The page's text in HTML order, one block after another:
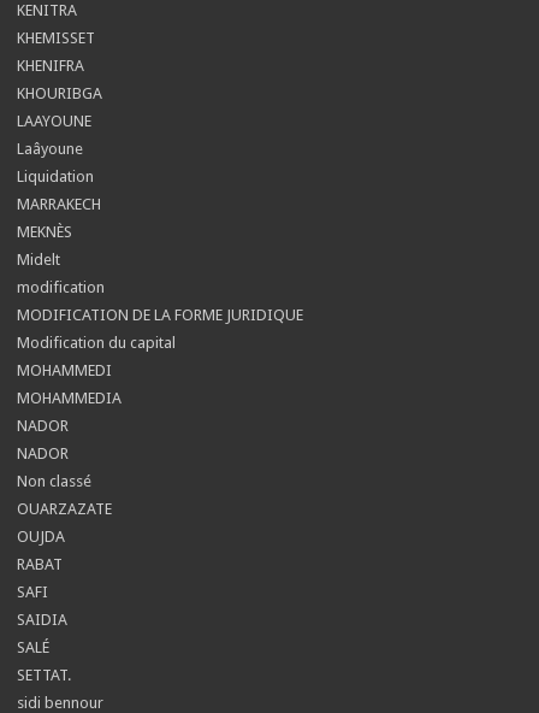
KENITRA
KHEMISSET
KHENIFRA
KHOURIBGA
LAAYOUNE
Laâyoune
Liquidation
MARRAKECH
MEKNÈS
Midelt
modification
MODIFICATION DE LA FORME JURIDIQUE
Modification du capital
MOHAMMEDI
MOHAMMEDIA
NADOR
NADOR
Non classé
OUARZAZATE
OUJDA
RABAT
SAFI
SAIDIA
SALÉ
SETTAT.
sidi bennour